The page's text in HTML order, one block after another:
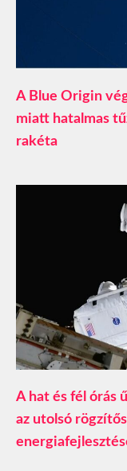
A Blue Origin
miatt hatalmas
rakéta
A hat és fél órás
az utolsó